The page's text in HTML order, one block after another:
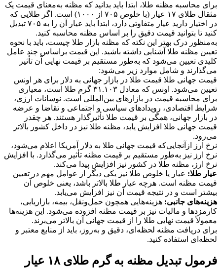
برای محاسبه مظنه طلا، ابتدا باید بدانید که مظنه به‌معنای قیمت یک
مثقال طلای ۱۷ عیار (با خلوص ۷۰۵ از ۱۰۰۰) است. اگر طلایی که
در اختیار دارید عیار متفاوتی دارد، ابتدا باید عیار آن را به ۷۰۵ تبدیل
کنید تا بتوانید قیمت دقیق را بر اساس مظنه محاسبه کنید.
به‌منظور درک بهتر این نکته که مظنه بازار طلا چیست، باید با نحوه
تعیین مظنه طلا آشنایی داشته باشید. این قیمت براساس چند عامل
کلیدی تعیین می‌شود که به‌طور مستقیم بر قیمت نهایی آن تأثیر
می‌گذارند و شامل موارد زیر می‌شود:
قیمت جهانی طلا قیمت طلا در بازار جهانی به دلار برای هر اونس
تعیین می‌شود. اونس که معادل ۳۱.۱۰۳ گرم طلا است، معیاری
برای محاسبه قیمت در بازارهای بین‌المللی است. نوسانات ارزی،
شرایط اقتصادی، رویدادهای سیاسی و اجتماعی و تقاضا و عرضه
در بازار جهانی، همگی بر قیمت طلا تأثیرگذار هستند. هر چقدر
قیمت جهانی طلا افزایش یابد، مظنه طلا نیز در داخل کشور بالاتر
می‌رود.
نرخ ارز از‌آنجایی‌که قیمت جهانی طلا به دلار آمریکا اعلام می‌شود،
نرخ ارز نیز به‌طور مستقیم بر قیمت مظنه تأثیر می‌گذارد. با افزایش
نرخ ارز، مظنه طلا در کشور نیز افزایش پیدا می‌کند.
عیار طلا: عیار یا خلوص طلا نیز یکی دیگر از عوامل مهم در تعیین
قیمت مظنه است. هرچه عیار طلا بالاتر باشد، یعنی خلوص آن
بیشتر است و در نتیجه قیمت آن نیز افزایش می‌یابد.
هزینه‌های جانبی: هزینه‌هایی همچون حمل‌ونقل، بیمه، بازاریابی،
کارمزدها و مالیات نیز بر قیمت مظنه افزوده می‌شود. این هزینه‌ها
معمولاً قیمت نهایی طلا را از قیمت جهانی آن بالاتر می‌برند.
برای دریافت مظنه لحظه‌ای، دقیق و به‌روز، باید از منابع معتبر و
لحظه‌ای استفاده کنید.
فرمول تبدیل مظنه به گرم طلای ۱۸ عیار